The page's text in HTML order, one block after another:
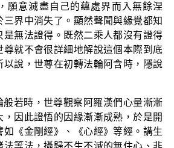
願意滅盡自己的蘊處界而入無餘涅
界中消失了。顯然聲聞與緣覺都知
是無法證得。既然二乘人都沒有證得
尊就不會很詳細地解說這個本際到底
以說，世尊在初轉法輪阿含時，隱說
般若時，世尊觀察阿羅漢們心量漸漸
因此證悟的因緣漸漸成熟，於是開
如《金剛經》、《心經》等經。講生
法等法，攝歸不生不滅的無住心、非